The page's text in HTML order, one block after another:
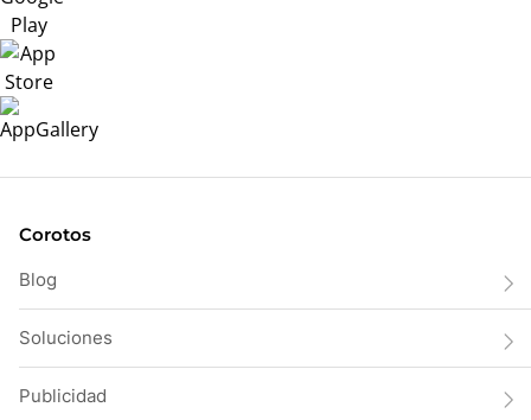
Corotos
Blog
Soluciones
Publicidad